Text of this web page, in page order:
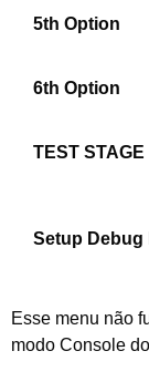
5th Option
6th Option
TEST STAGE
Setup Debug
Esse menu não
modo Console